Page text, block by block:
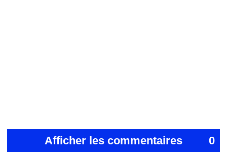
Afficher les commentaires 0